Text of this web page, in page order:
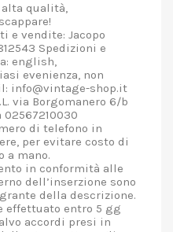
qualità,
e vendite: Jacopo
Spedizioni e
english,
evenienza, non
info@vintage-shop.it
via Borgomanero 6/b
02567210030
di telefono in
per evitare costo di
a mano.
in conformità alle
dell’inserzione sono
della descrizione.
effettuato entro 5 gg
accordi presi in